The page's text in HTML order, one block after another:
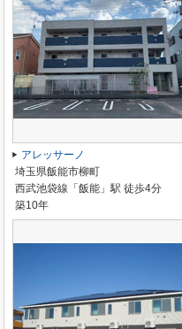
アレッサーノ
埼玉県飯能市柳町
西武池袋線「飯能」駅 徒歩4分
築10年